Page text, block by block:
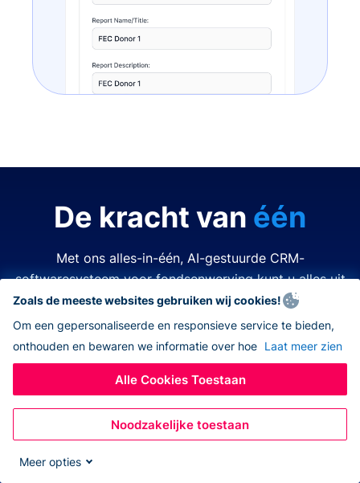
De kracht van één
Met ons alles-in-één, AI-gestuurde CRM-
softwaresysteem voor fondsenwerving kunt u alles uit
de kast halen.
Tijd is kostbaar. Middelen zijn beperkt. Het laatste wat
u wilt doen is een van beide verspillen. Donorbox
nonprofit CRM-software vereenvoudigt en verbetert
elk aspect van fondsenwerving, zodat u alles kunt
doen – allemaal op hetzelfde platform. Nooit meer
wisselen tussen verschillende apps, navigeren naar
Zoals de meeste websites gebruiken wij cookies!
Om een gepersonaliseerde en responsieve service te bieden,
onthouden en bewaren we informatie over hoe Laat meer zien
Alle Cookies Toestaan
Noodzakelijke toestaan
Meer opties